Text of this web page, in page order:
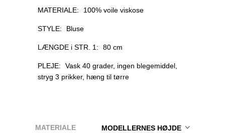
MATERIALE: 100% voile viskose
STYLE: Bluse
LÆNGDE i STR. 1: 80 cm
PLEJE:
Vask 40 grader, ingen blegemiddel,
stryg 3 prikker, hæng til tørre
MODELLERNES HØJDE
MATERIALE